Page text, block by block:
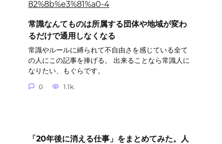
常識なんてものは所属する団体や地域が変わ
るだけで通用しなくなる
常識やルールに縛られて不自由さを感じている全て
の人にこの記事を捧げる。 出来ることなら常識人に
なりたい、もぐらです。
0 1.1k.
「20年後に消える仕事」をまとめてみた。人